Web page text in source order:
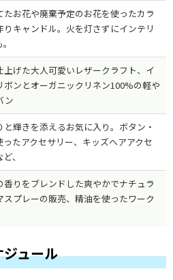
たお花や廃棄予定のお花を使ったカラ
りキャンドル。火を灯さずにインテリ
上げた大人可愛いレザークラフト、イ
ボンとオーガニックリネン100%の軽や
ン
と輝きを添えるお気に入り。ボタン・
ったアクセサリー、キッズヘアアクセ
、
香りをブレンドした爽やかでナチュラ
スプレーの販売、精油を使ったワーク
ュール